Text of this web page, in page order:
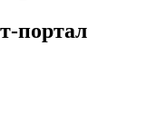
портал